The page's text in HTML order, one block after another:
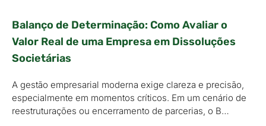
Balanço de Determinação: Como Avaliar o
Valor Real de uma Empresa em Dissoluções
Societárias
A gestão empresarial moderna exige clareza e precisão,
especialmente em momentos críticos. Em um cenário de
reestruturações ou encerramento de parcerias, o B…